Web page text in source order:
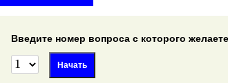
Введите номер вопроса с которого